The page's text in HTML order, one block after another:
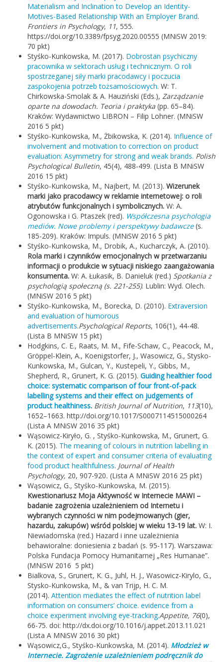
Materialism and Inclination to Develop an Identity-
Motives-Based Relationship With an Employer Brand.
Frontiers in Psychology, 11, 555.
https://doi.org/10.3389/fpsyg.2020.00555 (MNiSW 2019:
70 pkt)
Styśko-Kunkowska, M. (2017). Dobrostan psychiczny
pracownika w sektorach usług i technicznym. O roli
spostrzeganej siły marki pracodawcy i poczucia
zaspokojenia potrzeb tożsamościowych. W: T.
Chirkowska-Smolak & A. Hauziński (Eds.), Zarządzanie
oparte na dowodach. Teoria i praktyka (pp. 65–84).
Kraków: Wydawnictwo LIBRON – Filip Lohner. (MNiSW
2016 5 pkt)
Styśko-Kunkowska, M., Żbikowska, K. (2014). Influence of
involvement and motivation to correction on product
evaluation: Asymmetry for strong and weak brands. Polish
Psychological Bulletin, 45(4), 488-499. (Lista B MNiSW
2016 15 pkt)
Styśko-Kunkowska, M., Najbert, M. (2013). Wizerunek
marki jako pracodawcy w reklamie internetowej: o roli
atrybutów funkcjonalnych i symbolicznych. W: A.
Ogonowska i G. Ptaszek (red). Współczesna psychologia
mediów. Nowe problemy i perspektywy badawcze(s.
185-209). Kraków: Impuls. (MNiSW 2016 5 pkt)
Styśko-Kunkowska, M., Drobik, A., Kucharczyk, A. (2010).
Rola marki i czynników emocjonalnych w przetwarzaniu
informacji o produkcie w sytuacji niskiego zaangażowania
konsumenta. W: A. Łukasik, B. Danieluk (red.) Spotkania z
psychologią społeczną (s. 221-255). Lublin: Wyd. Olech.
(MNiSW 2016 5 pkt)
Styśko-Kunkowska, M., Borecka, D. (2010). Extraversion
and evaluation of humorous
advertisements.Psychological Reports, 106(1), 44-48.
(Lista B MNiSW 15 pkt)
Hodgkins, C. E., Raats, M. M., Fife-Schaw, C., Peacock, M.,
Gröppel-Klein, A., Koenigstorfer, J., Wasowicz, G., Stysko-
Kunkowska, M., Gulcan, Y., Kustepeli, Y., Gibbs, M.,
Shepherd, R., Grunert, K. G. (2015). Guiding healthier food
choice: systematic comparison of four front-of-pack
labelling systems and their effect on judgements of
product healthiness. British Journal of Nutrition, 113(10),
1652–1663. http://doi.org/10.1017/S0007114515000264
(Lista A MNiSW 2016 35 pkt)
Wąsowicz-Kiryło, G. , Styśko-Kunkowska, M., Grunert, G.
K. (2015). The meaning of colours in nutrition labelling in
the context of expert and consumer criteria of evaluating
food product healthfulness. Journal of Health
Psychology, 20, 907-920. (Lista A MNiSW 2016 25 pkt)
Wąsowicz, G., Styśko-Kunkowska, M. (2015).
Kwestionariusz Moja Aktywność w Internecie MAWI –
badanie zagrożenia uzależnieniem od Internetu i
wybranych czynności w nim podejmowanych (gier,
hazardu, zakupów) wśród polskiej w wieku 13-19 lat. W: I.
Niewiadomska (red.) Hazard i inne uzależnienia
behawioralne: doniesienia z badań (s. 95-117). Warszawa:
Polska Fundacja Pomocy Humanitarnej „Res Humanae”.
(MNiSW 2016 5 pkt)
Bialkova, S., Grunert, K. G., Juhl, H. J., Wasowicz-Kirylo, G.,
Stysko-Kunkowska, M., & van Trijp, H. C. M.
(2014). Attention mediates the effect of nutrition label
information on consumers’ choice. evidence from a
choice experiment involving eye-tracking.Appetite, 76(0),
66-75. doi: http://dx.doi.org/10.1016/j.appet.2013.11.021
(Lista A MNiSW 2016 30 pkt)
Wąsowicz,G., Styśko-Kunkowska, M. (2014). Młodzież w
Internecie. Zagrożenie uzależnieniem podręcznik do